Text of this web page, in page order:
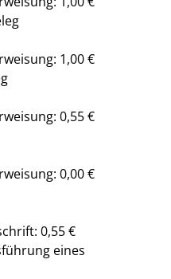
1,00 €
0,55 €
0,00 €
0,55 €
eines